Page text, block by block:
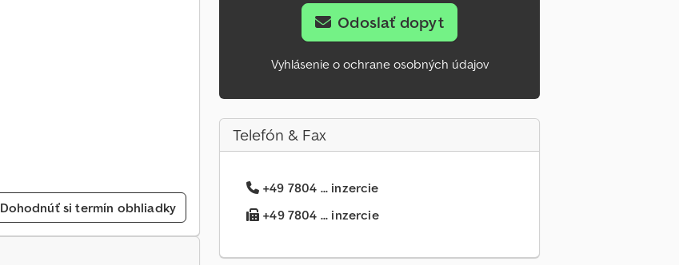
Dohodnúť si termín obhliadky
Odoslať dopyt
Vyhlásenie o ochrane osobných údajov
Telefón & Fax
+49 7804 ... inzercie
+49 7804 ... inzercie